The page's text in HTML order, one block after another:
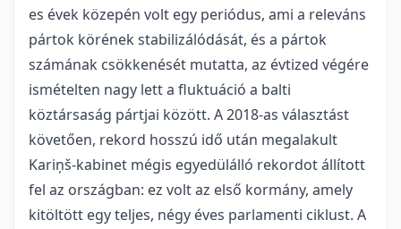
es évek közepén volt egy periódus, ami a releváns
pártok körének stabilizálódását, és a pártok
számának csökkenését mutatta, az évtized végére
ismételten nagy lett a fluktuáció a balti
köztársaság pártjai között. A 2018-as választást
követően, rekord hosszú idő után megalakult
Kariņš-kabinet mégis egyedülálló rekordot állított
fel az országban: ez volt az első kormány, amely
kitöltött egy teljes, négy éves parlamenti ciklust. A